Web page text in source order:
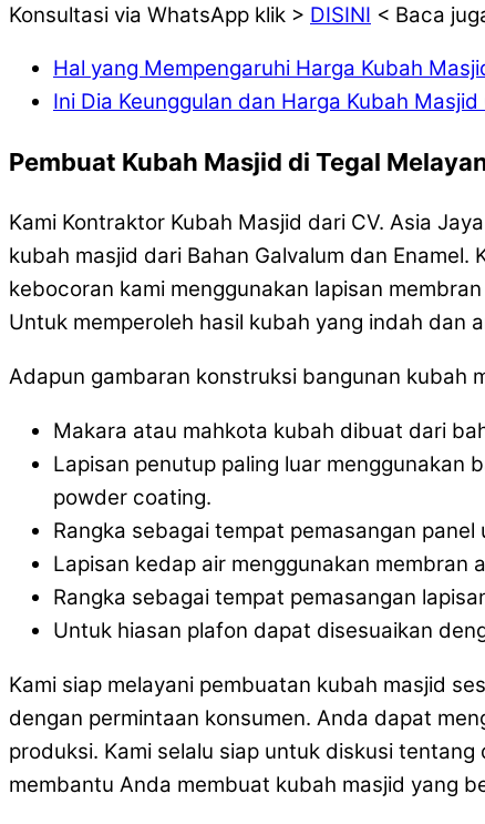
Konsultasi via WhatsApp klik > DISINI < Baca
Hal yang Mempengaruhi Harga Kubah
Ini Dia Keunggulan dan Harga Kubah Masjid
Pembuat Kubah Masjid di Tegal
Kami Kontraktor Kubah Masjid dari CV. Asia
kubah masjid dari Bahan Galvalum dan
kebocoran kami menggunakan lapisan
Untuk memperoleh hasil kubah yang indah
Adapun gambaran konstruksi bangunan kubah
Makara atau mahkota kubah dibuat dari
Lapisan penutup paling luar menggunakan
powder coating.
Rangka sebagai tempat pemasangan
Lapisan kedap air menggunakan membran
Rangka sebagai tempat pemasangan
Untuk hiasan plafon dapat disesuaikan
Kami siap melayani pembuatan kubah masjid
dengan permintaan konsumen. Anda dapat
produksi. Kami selalu siap untuk diskusi
membantu Anda membuat kubah masjid yang